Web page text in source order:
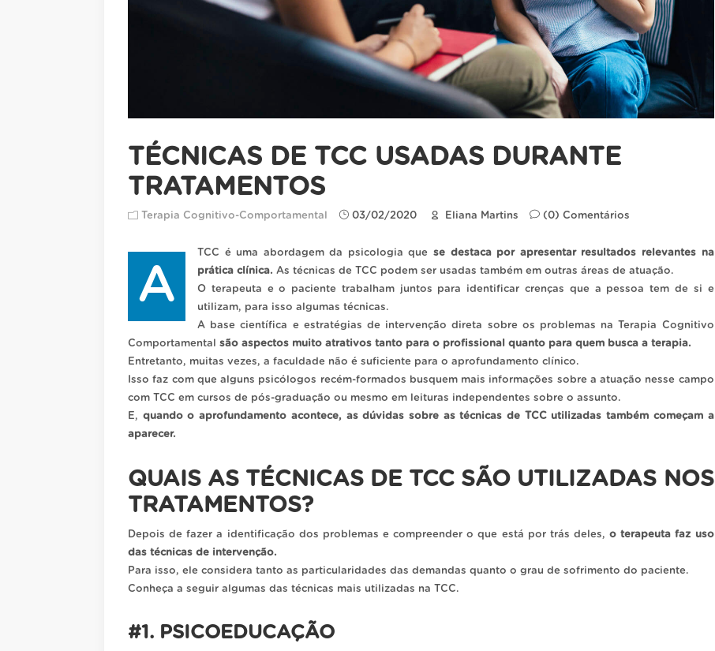
TÉCNICAS DE TCC USADAS DURANTE
TRATAMENTOS
Terapia Cognitivo-Comportamental 03/02/2020 Eliana Martins (0) Comentários
A
TCC é uma abordagem da psicologia quese destaca por apresentar resultados relevantes na
prática clínica. As técnicas de TCC podem ser usadas também em outras áreas de atuação.
O terapeuta e o paciente trabalham juntos para identificar crenças que a pessoa tem de si e
utilizam, para isso algumas técnicas.
A base científica e estratégias de intervenção direta sobre os problemas na Terapia Cognitivo
Comportamental são aspectos muito atrativos tanto para o profissional quanto para quem busca a terapia.
Entretanto, muitas vezes, a faculdade não é suficiente para o aprofundamento clínico.
Isso faz com que alguns psicólogos recém-formados busquem mais informações sobre a atuação nesse campo
com TCC em cursos de pós-graduação ou mesmo em leituras independentes sobre o assunto.
E, quando o aprofundamento acontece, as dúvidas sobre as técnicas de TCC utilizadas também começam a
aparecer.
QUAIS AS TÉCNICAS DE TCC SÃO UTILIZADAS NOS
TRATAMENTOS?
Depois de fazer a identificação dos problemas e compreender o que está por trás deles,o terapeuta faz uso
das técnicas de intervenção.
Para isso, ele considera tanto as particularidades das demandas quanto o grau de sofrimento do paciente.
Conheça a seguir algumas das técnicas mais utilizadas na TCC.
#1. PSICOEDUCAÇÃO